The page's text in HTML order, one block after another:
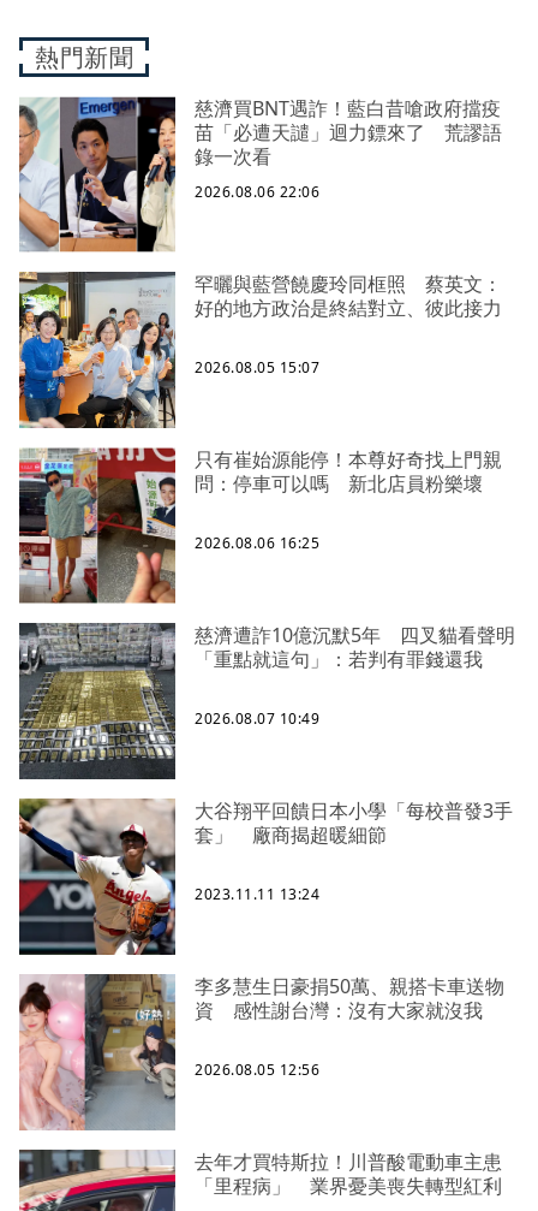
熱門新聞
慈濟買BNT遇詐！藍白昔嗆政府擋疫
苗「必遭天譴」迴力鏢來了 荒謬語
錄一次看
2026.08.06 22:06
罕曬與藍營饒慶玲同框照 蔡英文：
好的地方政治是終結對立、彼此接力
2026.08.05 15:07
只有崔始源能停！本尊好奇找上門親
問：停車可以嗎 新北店員粉樂壞
2026.08.06 16:25
慈濟遭詐10億沉默5年 四叉貓看聲明
「重點就這句」：若判有罪錢還我
2026.08.07 10:49
大谷翔平回饋日本小學「每校普發3手
套」 廠商揭超暖細節
2023.11.11 13:24
李多慧生日豪捐50萬、親搭卡車送物
資 感性謝台灣：沒有大家就沒我
2026.08.05 12:56
去年才買特斯拉！川普酸電動車主患
「里程病」 業界憂美喪失轉型紅利